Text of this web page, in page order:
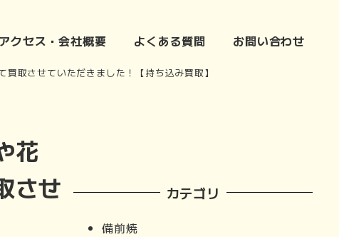
クセス・会社概要 よくある質問 お問い合わせ
させていただきました！【持ち込み買取】
花
せ
カテゴリ
備前焼